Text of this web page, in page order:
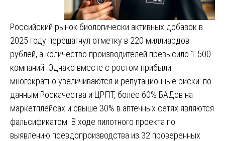
Российский рынок биологически активных добавок в
2025 году перешагнул отметку в 220 миллиардов
рублей, а количество производителей превысило 1 500
компаний. Однако вместе с ростом прибыли
многократно увеличиваются и репутационные риски: по
данным Роскачества и ЦРПТ, более 60% БАДов на
маркетплейсах и свыше 30% в аптечных сетях являются
фальсификатом. В ходе пилотного проекта по
выявлению псевдопроизводства из 32 проверенных